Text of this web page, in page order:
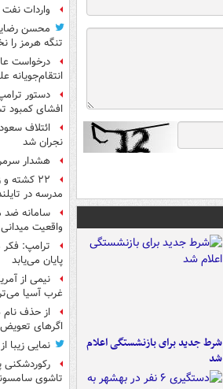
شرط جدید برای بازنشستگی اعلام
شد
واردات
محسن
تنگه هرمز را
درخواست
انتقام‌جویانه
دستور
افشای کمبود
ائتلاف
نجران شد
هشدار
۲۲ کشته
مدرسه در
سامانه ضد
واقعیت میدانی
ترامپ: فکر
پایان می‌یابد
نیمی از
غرب آسیا
از حذف نام
اگرهای
نمایی زیبا
تاشوی